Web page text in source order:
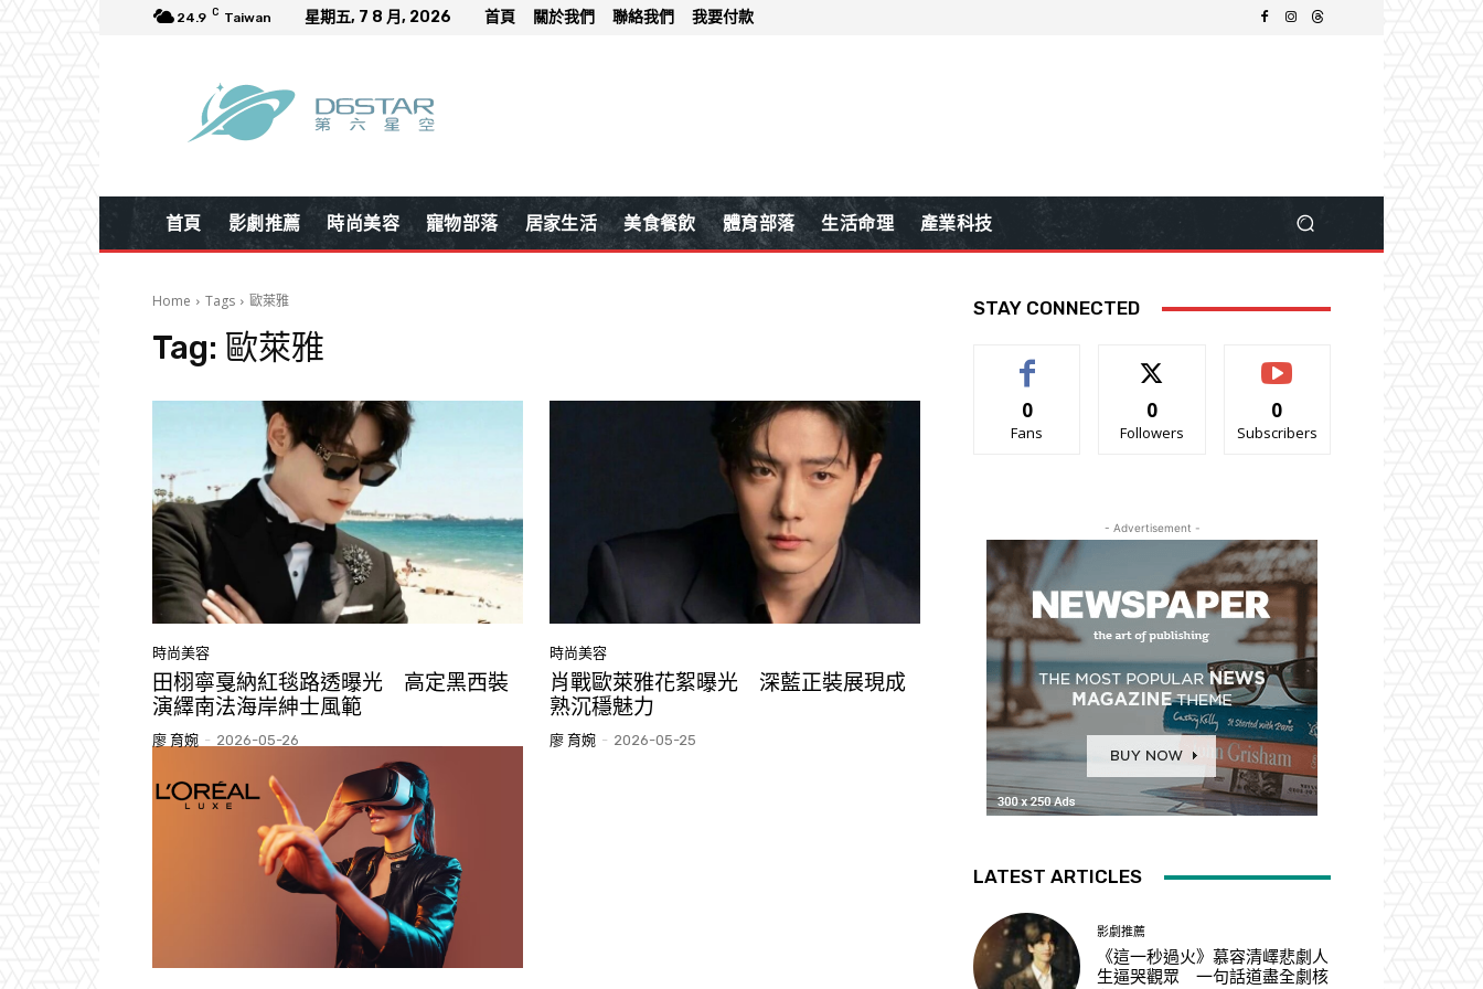
24.9 C Taiwan 星期五, 7 8 月, 2026 首頁 關於我們 聯絡我們 我要付款
首頁 影劇推薦 時尚美容 寵物部落 居家生活 美食餐飲 體育部落 生活命理 產業科技
Home Tags 歐萊雅
Tag: 歐萊雅
時尚美容
田栩寧戛納紅毯路透曝光 高定黑西裝
演繹南法海岸紳士風範
廖 育婉 - 2026-05-26
時尚美容
肖戰歐萊雅花絮曝光 深藍正裝展現成
熟沉穩魅力
廖 育婉 - 2026-05-25
STAY CONNECTED
0
Fans
0
Followers
0
Subscribers
- Advertisement -
LATEST ARTICLES
影劇推薦
《這一秒過火》慕容清嶧悲劇人
生逼哭觀眾 一句話道盡全劇核